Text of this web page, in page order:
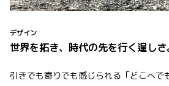
デザイン
世界を拓き、時代の先を行く逞しさ
引きでも寄りでも感じられる「どこへで